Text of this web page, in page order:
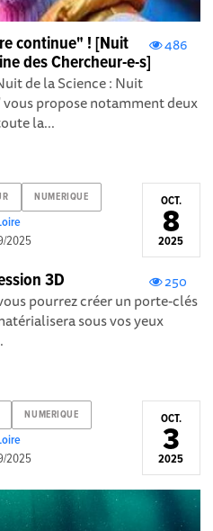
486
continue" ! [Nuit
des Chercheur-e-s]
de la Science : Nuit
propose notamment deux
la...
NUMERIQUE
2025
OCT.
8
2025
250
3D
pourrez créer un porte-clés
sous vos yeux
NUMERIQUE
2025
OCT.
3
2025